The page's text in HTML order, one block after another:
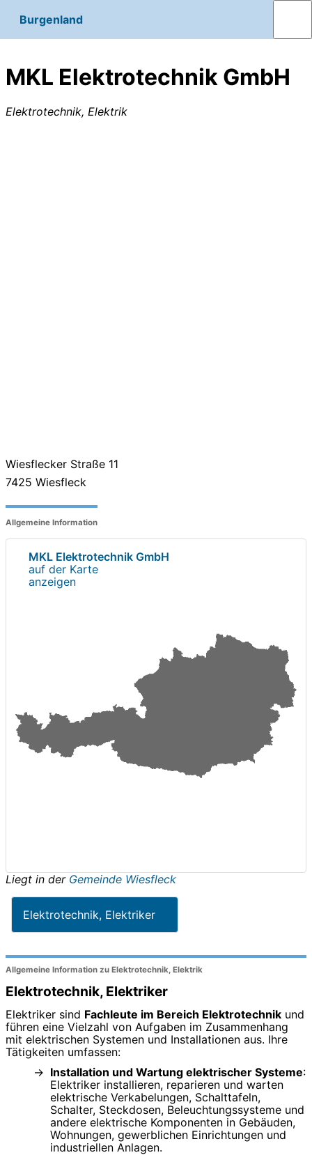
Burgenland
MKL Elektrotechnik GmbH
Elektrotechnik, Elektrik
Wiesflecker Straße 11
7425 Wiesfleck
Allgemeine Information
MKL Elektrotechnik GmbH
auf der Karte
anzeigen
Liegt in der Gemeinde Wiesfleck
Elektrotechnik, Elektriker
Allgemeine Information zu Elektrotechnik, Elektrik
Elektrotechnik, Elektriker
Elektriker sind Fachleute im Bereich Elektrotechnik und
führen eine Vielzahl von Aufgaben im Zusammenhang
mit elektrischen Systemen und Installationen aus. Ihre
Tätigkeiten umfassen:
Installation und Wartung elektrischer Systeme:
Elektriker installieren, reparieren und warten
elektrische Verkabelungen, Schalttafeln,
Schalter, Steckdosen, Beleuchtungssysteme und
andere elektrische Komponenten in Gebäuden,
Wohnungen, gewerblichen Einrichtungen und
industriellen Anlagen.